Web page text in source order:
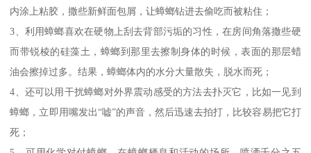
内涂上粘胶，撒些新鲜面包屑，让蟑螂钻进去偷吃而被粘住；
3、利用蟑螂喜欢在硬物上刮去背部污垢的习性，在房间角落撒些硬
而带锐棱的硅藻土，蟑螂到那里去擦制身体的时候，表面的那层蜡
油会擦掉过多。结果，蟑螂体内的水分大量散失，脱水而死；
4、还可以用干扰蟑螂对外界震动感受的方法去扑灭它，比如一见到
蟑螂，立即用嘴发出“嘘”的声音，然后迅速去拍打，比较容易把它打
死；